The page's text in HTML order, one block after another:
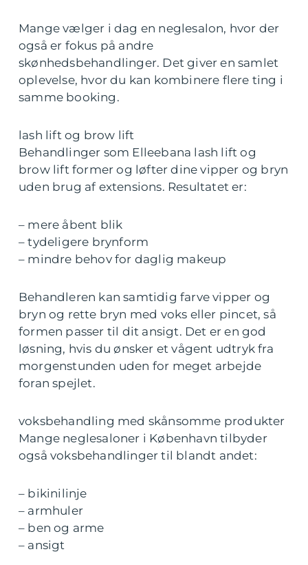
Mange vælger i dag en neglesalon, hvor der
også er fokus på andre
skønhedsbehandlinger. Det giver en samlet
oplevelse, hvor du kan kombinere flere ting i
samme booking.
lash lift og brow lift
Behandlinger som Elleebana lash lift og
brow lift former og løfter dine vipper og bryn
uden brug af extensions. Resultatet er:
– mere åbent blik
– tydeligere brynform
– mindre behov for daglig makeup
Behandleren kan samtidig farve vipper og
bryn og rette bryn med voks eller pincet, så
formen passer til dit ansigt. Det er en god
løsning, hvis du ønsker et vågent udtryk fra
morgenstunden uden for meget arbejde
foran spejlet.
voksbehandling med skånsomme produkter
Mange neglesaloner i København tilbyder
også voksbehandlinger til blandt andet:
– bikinilinje
– armhuler
– ben og arme
– ansigt